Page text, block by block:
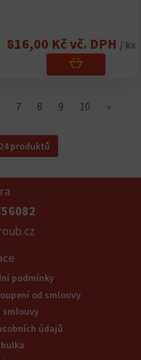
816,00 Kč vč. DPH / ks
7 8 9 10 »
produktů
podmínky
od smlouvy
smlouvy
údajů